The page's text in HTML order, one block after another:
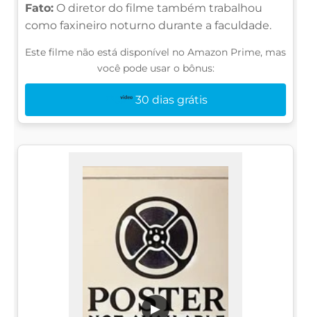
Fato: O diretor do filme também trabalhou
como faxineiro noturno durante a faculdade.
Este filme não está disponível no Amazon Prime, mas
você pode usar o bônus:
30 dias grátis
▶